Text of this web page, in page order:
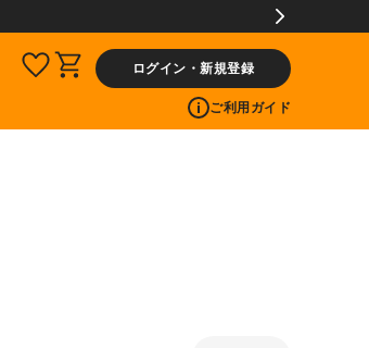
ログイン・新規登録
ご利用ガイド